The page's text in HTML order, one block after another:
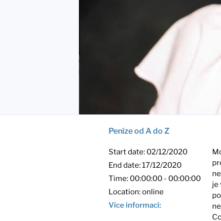
Peníze od A do Z
Start date: 02/12/2020
End date:17/12/2020
Time: 00:00:00 - 00:00:00
Location:online
Více informací:
je